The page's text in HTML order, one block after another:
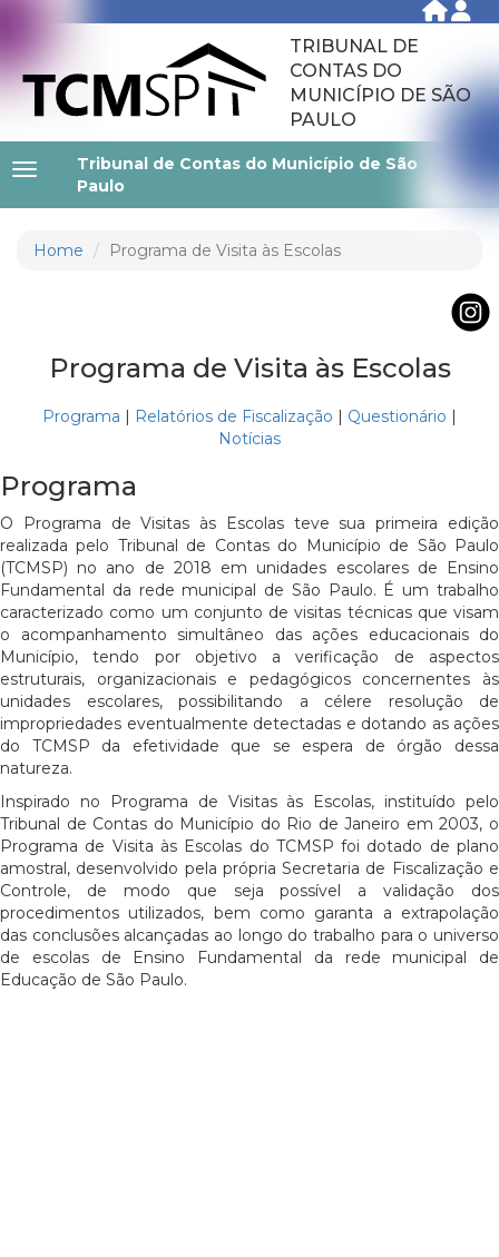
TRIBUNAL DE
CONTAS DO
MUNICÍPIO DE SÃO
PAULO
Tribunal de Contas do Município de São
Paulo
Home Programa de Visita às Escolas
Programa de Visita às Escolas
Programa | Relatórios de Fiscalização | Questionário |
Notícias
Programa
O Programa de Visitas às Escolas teve sua primeira edição
realizada pelo Tribunal de Contas do Município de São Paulo
(TCMSP) no ano de 2018 em unidades escolares de Ensino
Fundamental da rede municipal de São Paulo. É um trabalho
caracterizado como um conjunto de visitas técnicas que visam
o acompanhamento simultâneo das ações educacionais do
Município, tendo por objetivo a verificação de aspectos
estruturais, organizacionais e pedagógicos concernentes às
unidades escolares, possibilitando a célere resolução de
impropriedades eventualmente detectadas e dotando as ações
do TCMSP da efetividade que se espera de órgão dessa
natureza.
Inspirado no Programa de Visitas às Escolas, instituído pelo
Tribunal de Contas do Município do Rio de Janeiro em 2003, o
Programa de Visita às Escolas do TCMSP foi dotado de plano
amostral, desenvolvido pela própria Secretaria de Fiscalização e
Controle, de modo que seja possível a validação dos
procedimentos utilizados, bem como garanta a extrapolação
das conclusões alcançadas ao longo do trabalho para o universo
de escolas de Ensino Fundamental da rede municipal de
Educação de São Paulo.